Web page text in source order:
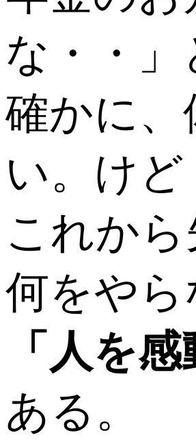
な・・
確かに
い。け
これか
何をや
「人を
ある。